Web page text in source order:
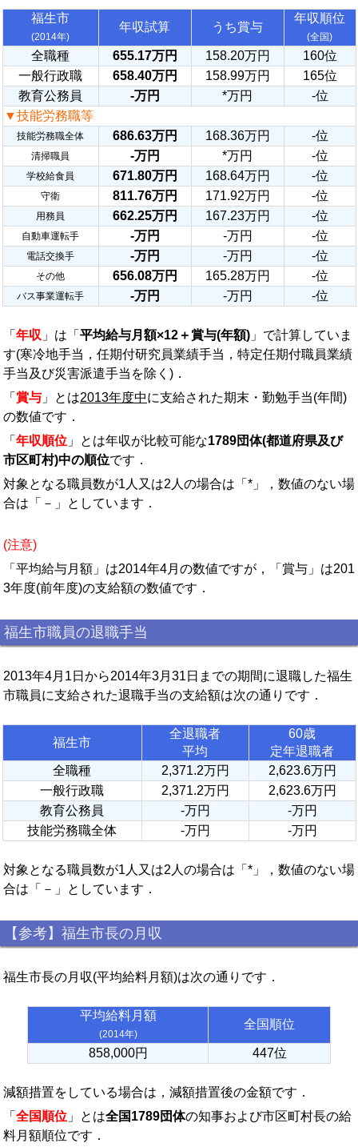
福生市
(2014年)
年収試算 うち賞与
年収順位
(全国)
全職種 655.17万円 158.20万円
160位
一般行政職
658.40万円 158.99万円
165位
教育公務員
-万円 *万円
-位
▼技能労務職等
技能労務職全体 686.63万円 168.36万円 -位
清掃職員 -万円 *万円 -位
学校給食員 671.80万円 168.64万円 -位
守衛 811.76万円 171.92万円 -位
用務員 662.25万円 167.23万円 -位
自動車運転手 -万円 -万円 -位
電話交換手 -万円 -万円 -位
その他 656.08万円 165.28万円 -位
バス事業運転手 -万円 -万円 -位
「 年収 」は「 平均給与月額×12＋賞与(年額) 」で計算していま
す(寒冷地手当，任期付研究員業績手当，特定任期付職員業績
手当及び災害派遣手当を除く)．
「 賞与 」とは2013年度中に支給された期末・勤勉手当(年間)
の数値です．
「 年収順位 」とは年収が比較可能な1789団体(都道府県及び
市区町村)中の順位です．
対象となる職員数が1人又は2人の場合は「*」，数値のない場
合は「－」としています．
(注意)
「平均給与月額」は2014年4月の数値ですが，「賞与」は201
3年度(前年度)の支給額の数値です．
福生市職員の退職手当
2013年4月1日から2014年3月31日までの期間に退職した福生
市職員に支給された退職手当の支給額は次の通りです．
福生市
全退職者
平均
60歳
定年退職者
全職種
2,371.2万円
2,623.6万円
一般行政職
2,371.2万円
2,623.6万円
教育公務員
-万円
-万円
技能労務職全体
-万円 -万円
対象となる職員数が1人又は2人の場合は「*」，数値のない場
合は「－」としています．
【参考】福生市長の月収
福生市長の月収(平均給料月額)は次の通りです．
平均給料月額
(2014年)
全国順位
858,000円 447位
減額措置をしている場合は，減額措置後の金額です．
「 全国順位 」とは全国1789団体の知事および市区町村長の給
料月額順位です．